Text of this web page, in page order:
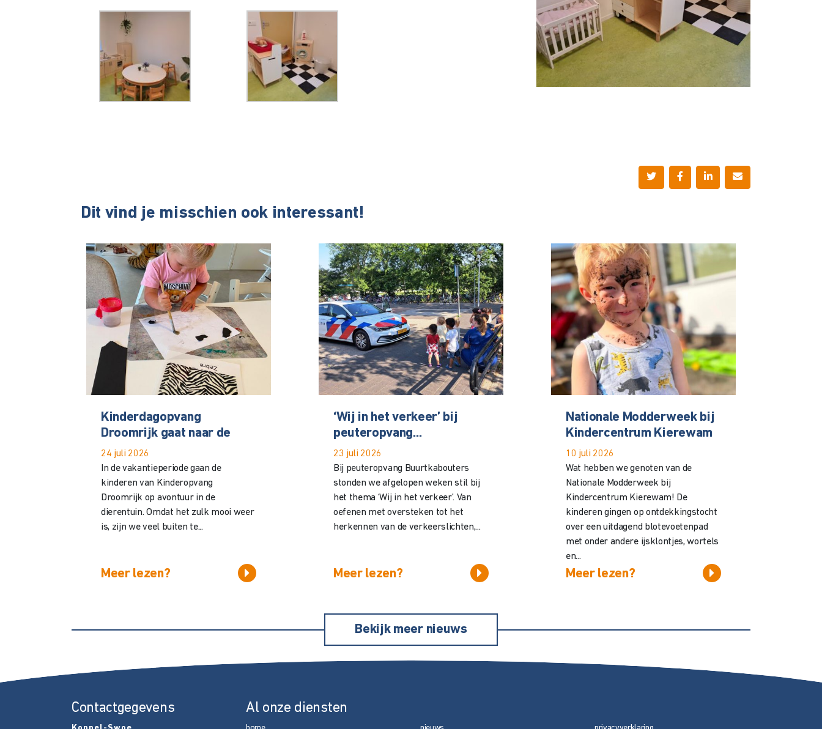
Dit vind je misschien ook interessant!
Kinderdagopvang
Droomrijk gaat naar de
24 juli 2026
In de vakantieperiode gaan de
kinderen van Kinderopvang
Droomrijk op avontuur in de
dierentuin. Omdat het zulk mooi weer
is, zijn we veel buiten te...
Meer lezen?
‘Wij in het verkeer’ bij
peuteropvang...
23 juli 2026
Bij peuteropvang Buurtkabouters
stonden we afgelopen weken stil bij
het thema ‘Wij in het verkeer’. Van
oefenen met oversteken tot het
herkennen van de verkeerslichten,...
Meer lezen?
Nationale Modderweek bij
Kindercentrum Kierewam
10 juli 2026
Wat hebben we genoten van de
Nationale Modderweek bij
Kindercentrum Kierewam! De
kinderen gingen op ontdekkingstocht
over een uitdagend blotevoetenpad
met onder andere ijsklontjes, wortels
en...
Meer lezen?
Bekijk meer nieuws
Contactgegevens Al onze diensten